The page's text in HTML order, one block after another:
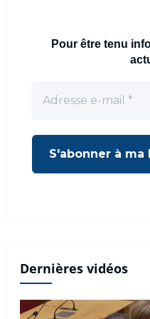
Pour être tenu
Dernières vidéos